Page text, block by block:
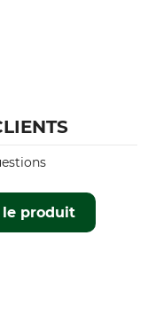
435
440
445
45
460
le produit